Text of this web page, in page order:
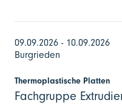
09.09.2026 - 10.09.2026
Burgrieden
Thermoplastische Platten
Fachgruppe